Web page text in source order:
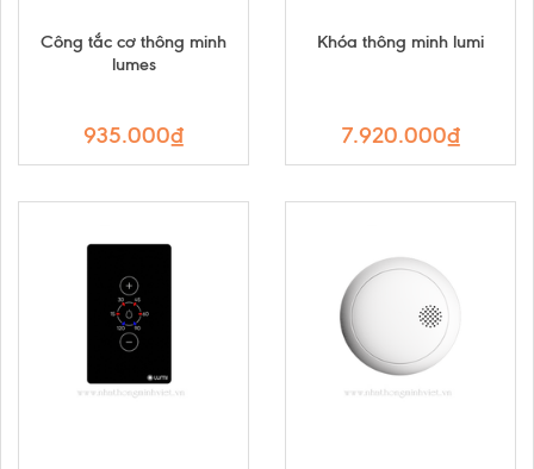
Công tắc cơ thông minh
lumes
935.000₫
Khóa thông minh lumi
7.920.000₫